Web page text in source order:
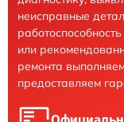
неисправные
или
ремонта
предоставляем